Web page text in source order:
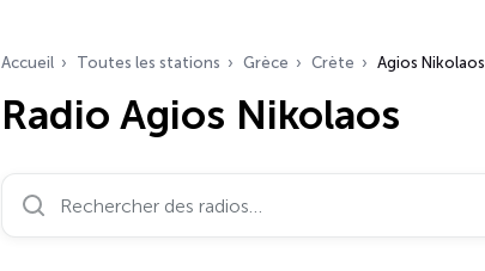
Accueil Toutes les stations Grèce Crète Agios Nikolaos
Radio Agios Nikolaos
Rechercher des radios…